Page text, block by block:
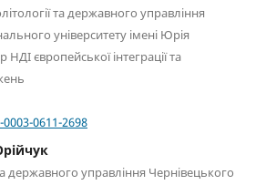
та державного управління
університету імені Юрія
європейської інтеграції та
0611-2698
державного управління Чернівецького